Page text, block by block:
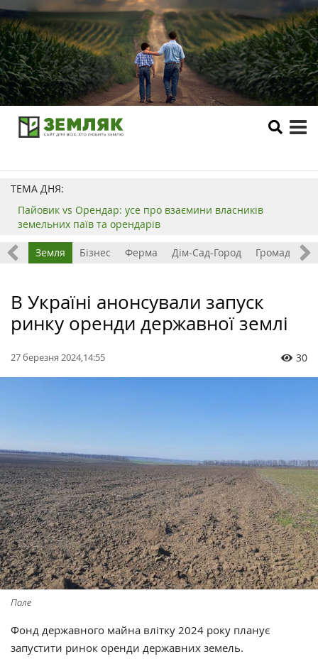
ТЕМА ДНЯ:
Пайовик vs Орендар: усе про взаємини власників
земельних паїв та орендарів
Все Земля Бізнес Ферма Дім-Сад-Город Громада
В Україні анонсували запуск
ринку оренди державної землі
27 березня 2024,14:55 30
Поле
Фонд державного майна влітку 2024 року планує
запустити ринок оренди державних земель.